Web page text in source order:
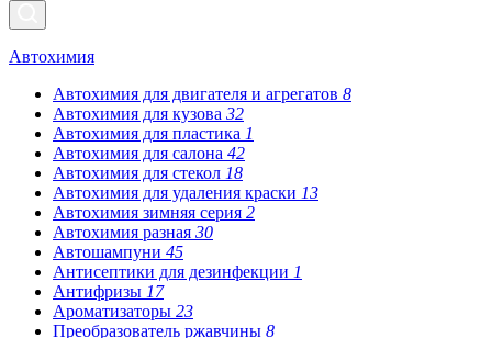
Автохимия
Автохимия для двигателя и агрегатов 8
Автохимия для кузова 32
Автохимия для пластика 1
Автохимия для салона 42
Автохимия для стекол 18
Автохимия для удаления краски 13
Автохимия зимняя серия 2
Автохимия разная 30
Автошампуни 45
Антисептики для дезинфекции 1
Антифризы 17
Ароматизаторы 23
Преобразователь ржавчины 8